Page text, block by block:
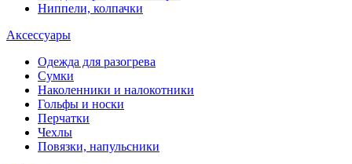
Ниппели, колпачки
Аксессуары
Одежда для разогрева
Сумки
Наколенники и налокотники
Гольфы и носки
Перчатки
Чехлы
Повязки, напульсники